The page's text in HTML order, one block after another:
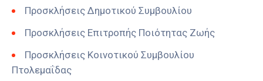
Προσκλήσεις Δημοτικού Συμβουλίου
Προσκλήσεις Επιτροπής Ποιότητας Ζωής
Προσκλήσεις Κοινοτικού Συμβουλίου
Πτολεμαΐδας